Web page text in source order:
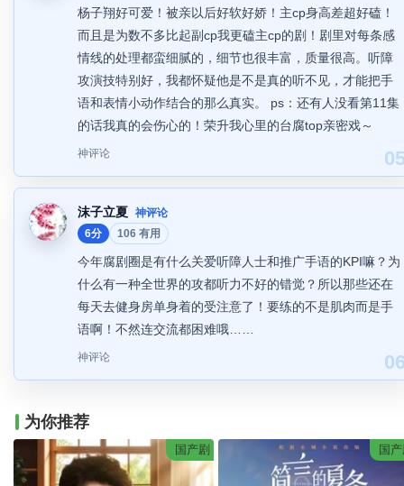
杨子翔好可爱！被亲以后好软好娇！主cp身高差超好磕！
而且是为数不多比起副cp我更磕主cp的剧！剧里对每条感
情线的处理都蛮细腻的，细节也很丰富，质量很高。听障
攻演技特别好，我都怀疑他是不是真的听不见，才能把手
语和表情小动作结合的那么真实。 ps：还有人没看第11集
的话我真的会伤心的！荣升我心里的台腐top亲密戏～
神评论
沫子立夏 神评论
6分
106 有用
今年腐剧圈是有什么关爱听障人士和推广手语的KPI嘛？为
什么有一种全世界的攻都听力不好的错觉？所以那些还在
每天去健身房单身着的受注意了！要练的不是肌肉而是手
语啊！不然连交流都困难哦……
神评论
为你推荐
国产剧 国